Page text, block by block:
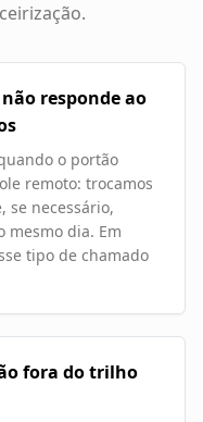
responde ao
o portão
remoto: trocamos
se necessário,
mesmo dia. Em
tipo de chamado
fora do trilho